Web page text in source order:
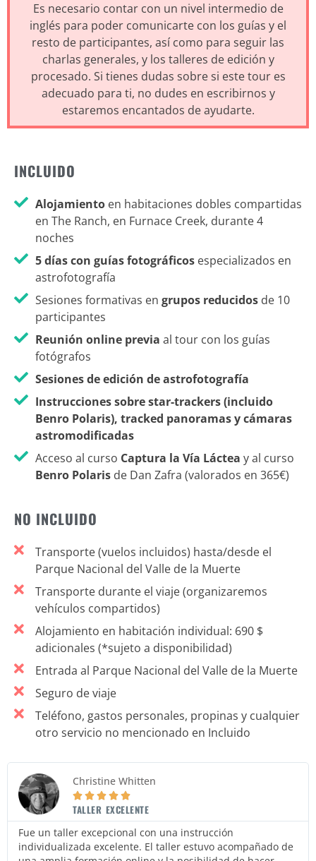
Es necesario contar con un nivel intermedio de
inglés para poder comunicarte con los guías y el
resto de participantes, así como para seguir las
charlas generales, y los talleres de edición y
procesado. Si tienes dudas sobre si este tour es
adecuado para ti, no dudes en escribirnos y
estaremos encantados de ayudarte.
INCLUIDO
Alojamiento en habitaciones dobles compartidas
en The Ranch, en Furnace Creek, durante 4
noches
5 días con guías fotográficos especializados en
astrofotografía
Sesiones formativas en grupos reducidos de 10
participantes
Reunión online previa al tour con los guías
fotógrafos
Sesiones de edición de astrofotografía
Instrucciones sobre star-trackers (incluido
Benro Polaris), tracked panoramas y cámaras
astromodificadas
Acceso al curso Captura la Vía Láctea y al curso
Benro Polaris de Dan Zafra (valorados en 365€)
NO INCLUIDO
Transporte (vuelos incluidos) hasta/desde el
Parque Nacional del Valle de la Muerte
Transporte durante el viaje (organizaremos
vehículos compartidos)
Alojamiento en habitación individual: 690 $
adicionales (*sujeto a disponibilidad)
Entrada al Parque Nacional del Valle de la Muerte
Seguro de viaje
Teléfono, gastos personales, propinas y cualquier
otro servicio no mencionado en Incluido
Levin Barrett
    
¡BIEN ORGANIZADO!
Acabo de hacer el taller de astrofotografía en Death Valley
y, en general, fue una experiencia muy buena. Dan y